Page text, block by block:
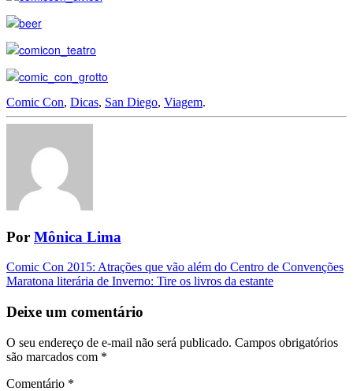
Comic Con, Dicas, San Diego, Viagem.
Por Mônica Lima
Navegação
da
Postagem
Comic Con 2015: Atrações que vão além do Centro de Convenções
Maratona literária de Inverno: Tire os livros da estante
Deixe um comentário
O seu endereço de e-mail não será publicado. Campos obrigatórios
são marcados com *
Comentário *